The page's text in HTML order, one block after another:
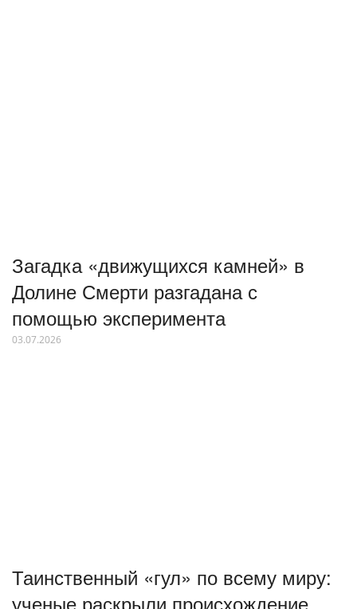
Загадка «движущихся камней» в
Долине Смерти разгадана с
помощью эксперимента
03.07.2026
Таинственный «гул» по всему миру:
ученые раскрыли происхождение